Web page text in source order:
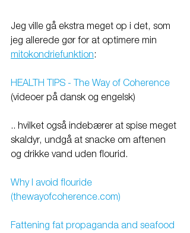
Jeg ville gå ekstra meget op i det, som
jeg allerede gør for at optimere min
mitokondriefunktion:
HEALTH TIPS - The Way of Coherence
(videoer på dansk og engelsk)
.. hvilket også indebærer at spise meget
skaldyr, undgå at snacke om aftenen
og drikke vand uden flourid.
Why I avoid flouride
(thewayofcoherence.com)
Fattening fat propaganda and seafood